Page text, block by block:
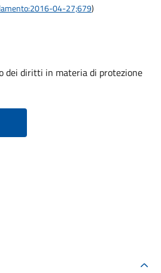
04-27;679)
dei diritti in materia di protezione